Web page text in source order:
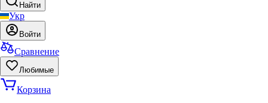
Найти
Укр
Войти
Сравнение
Любимые
Корзина